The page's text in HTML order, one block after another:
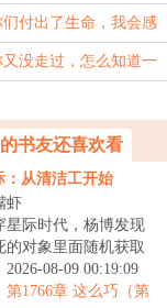
们付出了生命，我会感
又没走过，怎么知道一
书友还喜欢看
：从清洁工开始
虾
星际时代，杨博发现
的对象里面随机获取
一条金鱼，游泳+！杀
，...
08-09 00:19:09
第1766章 这么巧（第